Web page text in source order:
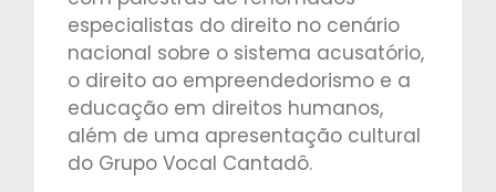
especialistas do direito no cenário
nacional sobre o sistema acusatório,
o direito ao empreendedorismo e a
educação em direitos humanos,
além de uma apresentação cultural
do Grupo Vocal Cantadô.